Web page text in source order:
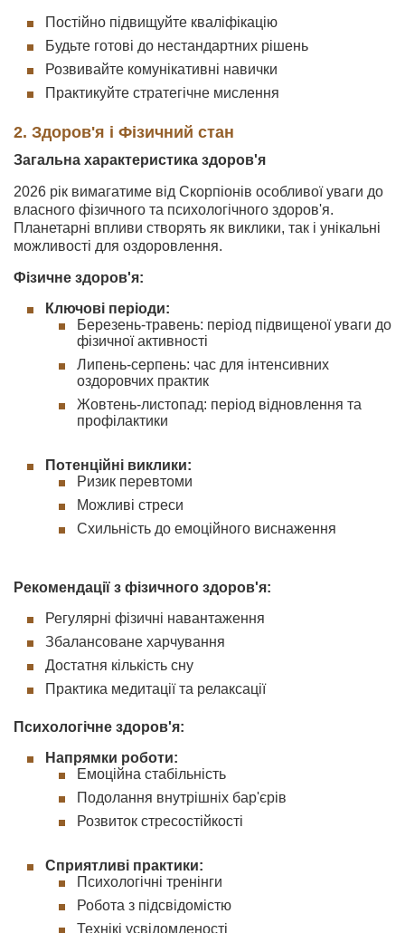
Постійно підвищуйте кваліфікацію
Будьте готові до нестандартних рішень
Розвивайте комунікативні навички
Практикуйте стратегічне мислення
2. Здоров'я і Фізичний стан
Загальна характеристика здоров'я
2026 рік вимагатиме від Скорпіонів особливої уваги до
власного фізичного та психологічного здоров'я.
Планетарні впливи створять як виклики, так і унікальні
можливості для оздоровлення.
Фізичне здоров'я:
Ключові періоди:
Березень-травень: період підвищеної уваги до
фізичної активності
Липень-серпень: час для інтенсивних
оздоровчих практик
Жовтень-листопад: період відновлення та
профілактики
Потенційні виклики:
Ризик перевтоми
Можливі стреси
Схильність до емоційного виснаження
Рекомендації з фізичного здоров'я:
Регулярні фізичні навантаження
Збалансоване харчування
Достатня кількість сну
Практика медитації та релаксації
Психологічне здоров'я:
Напрямки роботи:
Емоційна стабільність
Подолання внутрішніх бар'єрів
Розвиток стресостійкості
Сприятливі практики:
Психологічні тренінги
Робота з підсвідомістю
Технікі усвідомленості